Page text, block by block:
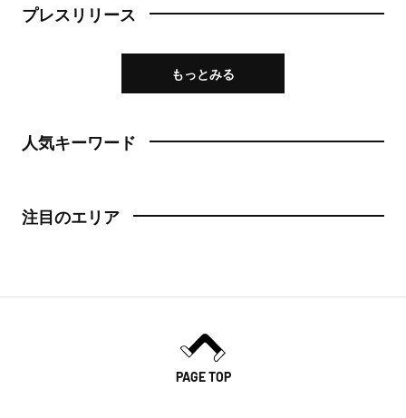
プレスリリース
もっとみる
人気キーワード
注目のエリア
PAGE TOP